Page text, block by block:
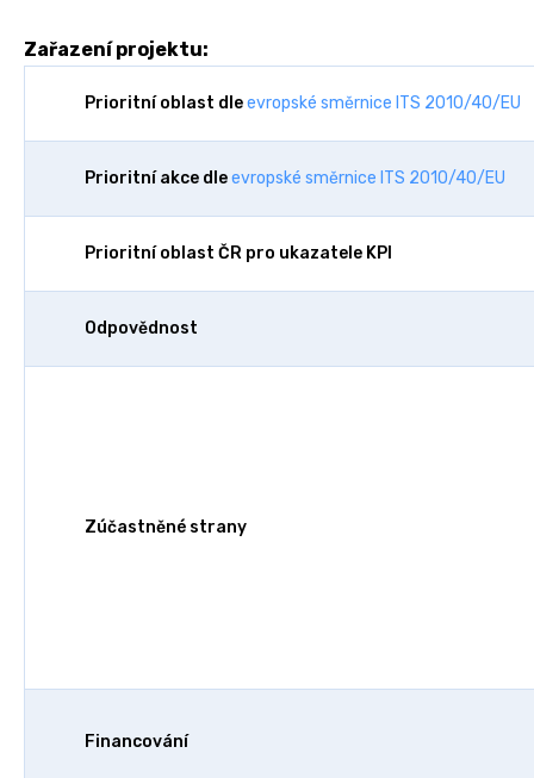
Zařazení projektu:
Prioritní oblast dleevropské směrnice ITS 2010/40/EU
Prioritní akce dleevropské směrnice ITS 2010/40/EU
Prioritní oblast ČR pro ukazatele KPI
Odpovědnost
Zúčastněné strany
Financování